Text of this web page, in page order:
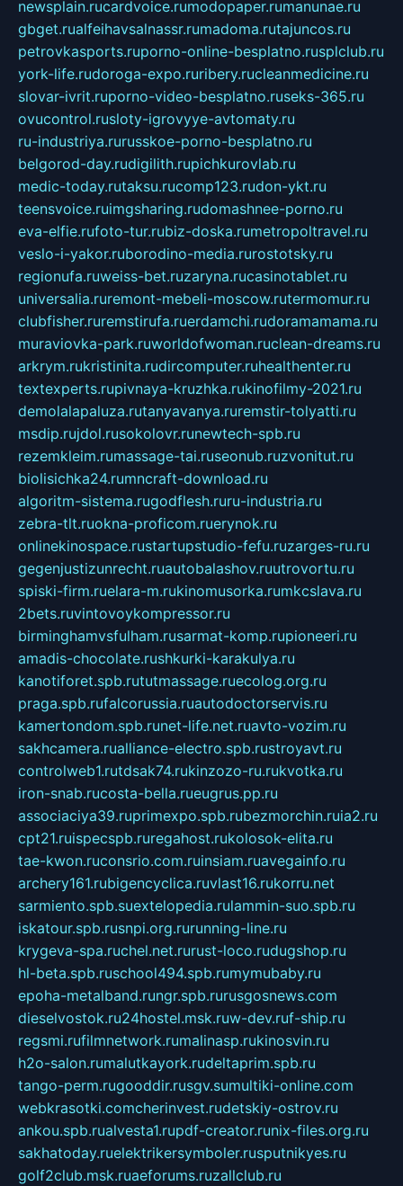
newsplain.rucardvoice.rumodopaper.rumanunae.ru
gbget.rualfeihavsalnassr.rumadoma.rutajuncos.ru
petrovkasports.ruporno-online-besplatno.rusplclub.ru
york-life.rudoroga-expo.ruribery.rucleanmedicine.ru
slovar-ivrit.ruporno-video-besplatno.ruseks-365.ru
ovucontrol.rusloty-igrovyye-avtomaty.ru
ru-industriya.rurusskoe-porno-besplatno.ru
belgorod-day.rudigilith.rupichkurovlab.ru
medic-today.rutaksu.rucomp123.rudon-ykt.ru
teensvoice.ruimgsharing.rudomashnee-porno.ru
eva-elfie.rufoto-tur.rubiz-doska.rumetropoltravel.ru
veslo-i-yakor.ruborodino-media.rurostotsky.ru
regionufa.ruweiss-bet.ruzaryna.rucasinotablet.ru
universalia.ruremont-mebeli-moscow.rutermomur.ru
clubfisher.ruremstirufa.ruerdamchi.rudoramamama.ru
muraviovka-park.ruworldofwoman.ruclean-dreams.ru
arkrym.rukristinita.rudircomputer.ruhealthenter.ru
textexperts.rupivnaya-kruzhka.rukinofilmy-2021.ru
demolalapaluza.rutanyavanya.ruremstir-tolyatti.ru
msdip.rujdol.rusokolovr.runewtech-spb.ru
rezemkleim.rumassage-tai.ruseonub.ruzvonitut.ru
biolisichka24.rumncraft-download.ru
algoritm-sistema.rugodflesh.ruru-industria.ru
zebra-tlt.ruokna-proficom.ruerynok.ru
onlinekinospace.rustartupstudio-fefu.ruzarges-ru.ru
gegenjustizunrecht.ruautobalashov.ruutrovortu.ru
spiski-firm.ruelara-m.rukinomusorka.rumkcslava.ru
2bets.ruvintovoykompressor.ru
birminghamvsfulham.rusarmat-komp.rupioneeri.ru
amadis-chocolate.rushkurki-karakulya.ru
kanotiforet.spb.rututmassage.ruecolog.org.ru
praga.spb.rufalcorussia.ruautodoctorservis.ru
kamertondom.spb.runet-life.net.ruavto-vozim.ru
sakhcamera.rualliance-electro.spb.rustroyavt.ru
controlweb1.rutdsak74.rukinzozo-ru.rukvotka.ru
iron-snab.rucosta-bella.rueugrus.pp.ru
associaciya39.ruprimexpo.spb.rubezmorchin.ruia2.ru
cpt21.ruispecspb.ruregahost.rukolosok-elita.ru
tae-kwon.ruconsrio.com.ruinsiam.ruavegainfo.ru
archery161.rubigencyclica.ruvlast16.rukorru.net
sarmiento.spb.suextelopedia.rulammin-suo.spb.ru
iskatour.spb.rusnpi.org.rurunning-line.ru
krygeva-spa.ruchel.net.rurust-loco.rudugshop.ru
hl-beta.spb.ruschool494.spb.rumymubaby.ru
epoha-metalband.rungr.spb.rurusgosnews.com
dieselvostok.ru24hostel.msk.ruw-dev.ruf-ship.ru
regsmi.rufilmnetwork.rumalinasp.rukinosvin.ru
h2o-salon.rumalutkayork.rudeltaprim.spb.ru
tango-perm.rugooddir.rusgv.sumultiki-online.com
webkrasotki.comcherinvest.rudetskiy-ostrov.ru
ankou.spb.rualvesta1.rupdf-creator.runix-files.org.ru
sakhatoday.ruelektrikersymboler.rusputnikyes.ru
golf2club.msk.ruaeforums.ruzallclub.ru